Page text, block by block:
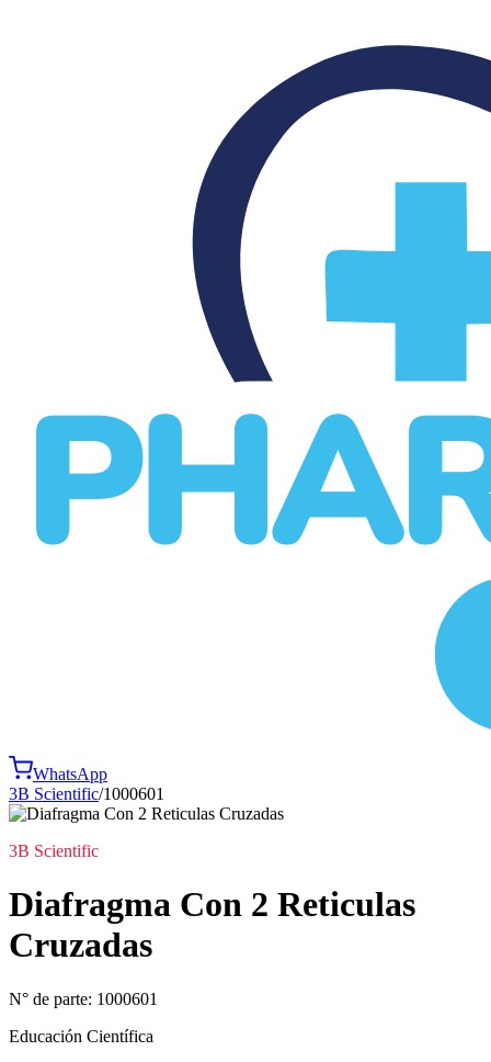
WhatsApp
3B Scientific/1000601
3B Scientific
Diafragma Con 2 Reticulas
Cruzadas
N° de parte: 1000601
Educación Científica